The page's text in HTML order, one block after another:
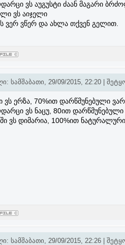
ვს აუგუსტი ძაან მაგარი
ვს აიჯელი
ვერ ვწერ და ახლა თქვენ გელით.
სამშაბათი, 29/09/2015, 22:20 |
ვს ერზა, 70%ით დარწმუნებული ვარ
ვს ნაცუ, 80ით დარწმუნებული
ვს დიმარია, 100%ით ნატურალური
სამშაბათი, 29/09/2015, 22:26 |